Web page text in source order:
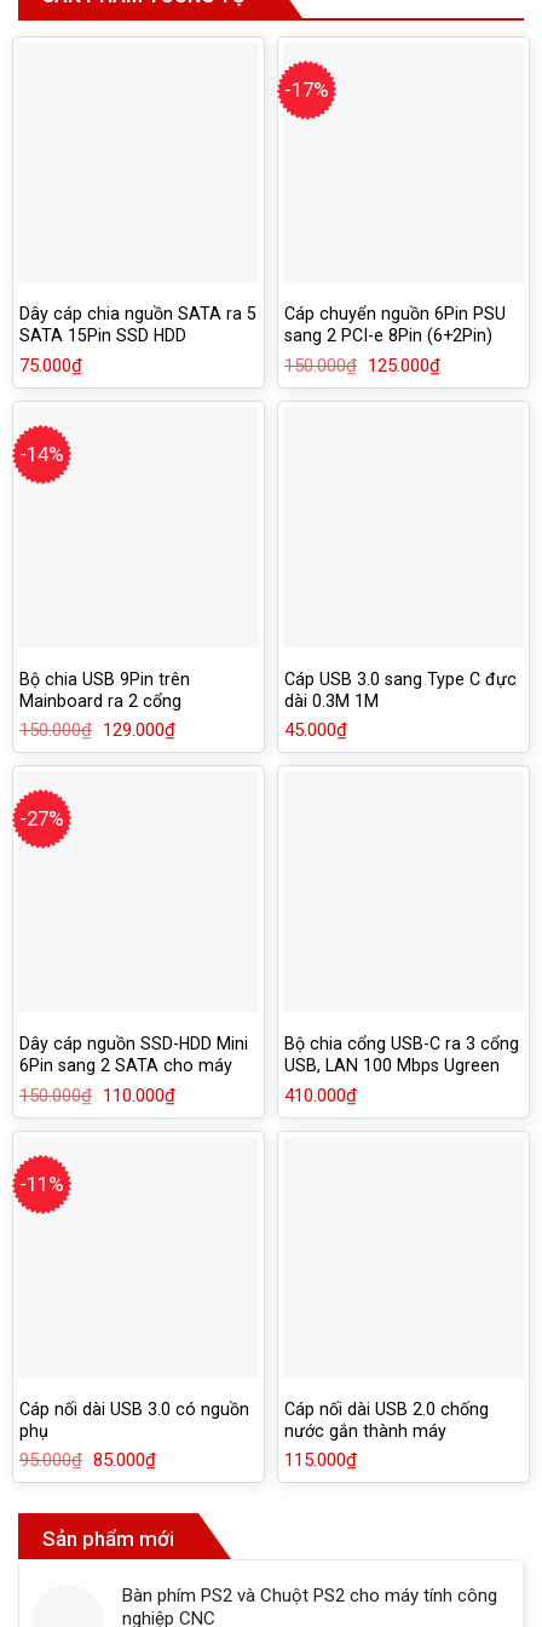
Dây cáp chia nguồn SATA ra 5
SATA 15Pin SSD HDD
75.000₫
-17%
Cáp chuyển nguồn 6Pin PSU
sang 2 PCI-e 8Pin (6+2Pin)
150.000₫
Giá
là:
125.000₫Giá
hiện
tại
-14%
Bộ chia USB 9Pin trên
Mainboard ra 2 cổng
150.000₫
Giá
là:
129.000₫Giá
hiện
tại
Cáp USB 3.0 sang Type C đực
dài 0.3M 1M
45.000₫
-27%
Dây cáp nguồn SSD-HDD Mini
6Pin sang 2 SATA cho máy
DELL 3653 3650 3655 3252
150.000₫
Giá
là:
110.000₫Giá
hiện
tại
Bộ chia cổng USB-C ra 3 cổng
USB, LAN 100 Mbps Ugreen
30289
410.000₫
-11%
Cáp nối dài USB 3.0 có nguồn
phụ
95.000₫ Giá
95.000₫.
85.000₫Giá
hiện
là:
85.000₫.
Cáp nối dài USB 2.0 chống
nước gắn thành máy
115.000₫
Sản phẩm mới
Bàn phím PS2 và Chuột PS2 cho máy tính công
nghiệp CNC